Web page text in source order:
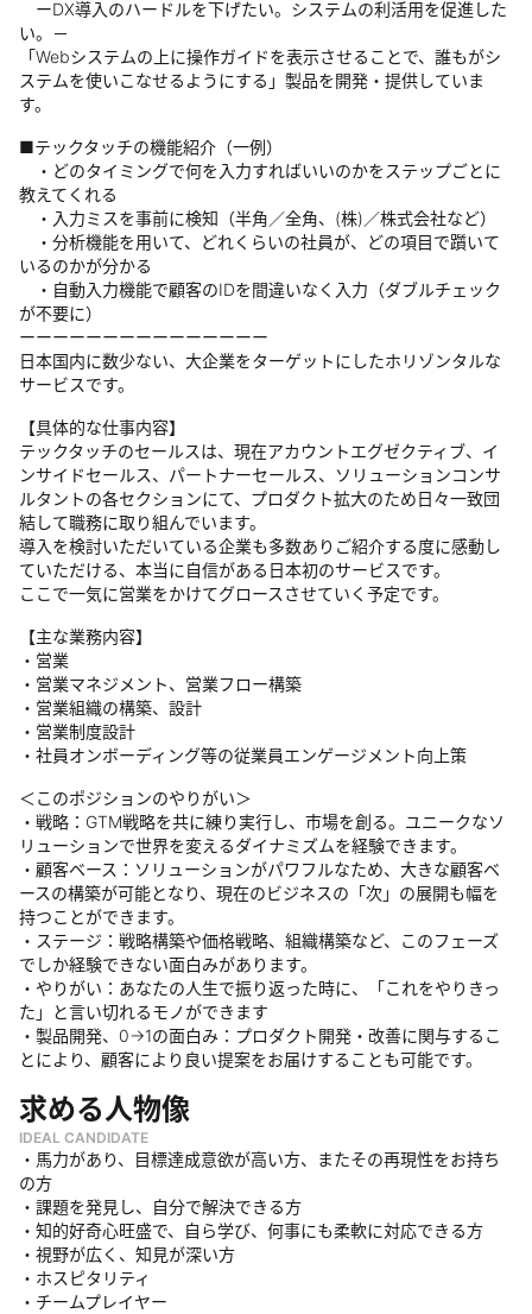
ーDX導入のハードルを下げたい。システムの利活用を促進した
い。－
「Webシステムの上に操作ガイドを表示させることで、誰もがシ
ステムを使いこなせるようにする」製品を開発・提供していま
す。
■テックタッチの機能紹介（一例）
・どのタイミングで何を入力すればいいのかをステップごとに
教えてくれる
・入力ミスを事前に検知（半角／全角、(株)／株式会社など）
・分析機能を用いて、どれくらいの社員が、どの項目で躓いて
いるのかが分かる
・自動入力機能で顧客のIDを間違いなく入力（ダブルチェック
が不要に）
ーーーーーーーーーーーーーーー
日本国内に数少ない、大企業をターゲットにしたホリゾンタルな
サービスです。
【具体的な仕事内容】
テックタッチのセールスは、現在アカウントエグゼクティブ、イ
ンサイドセールス、パートナーセールス、ソリューションコンサ
ルタントの各セクションにて、プロダクト拡大のため日々一致団
結して職務に取り組んでいます。
導入を検討いただいている企業も多数ありご紹介する度に感動し
ていただける、本当に自信がある日本初のサービスです。
ここで一気に営業をかけてグロースさせていく予定です。
【主な業務内容】
・営業
・営業マネジメント、営業フロー構築
・営業組織の構築、設計
・営業制度設計
・社員オンボーディング等の従業員エンゲージメント向上策
＜このポジションのやりがい＞
・戦略：GTM戦略を共に練り実行し、市場を創る。ユニークなソ
リューションで世界を変えるダイナミズムを経験できます。
・顧客ベース：ソリューションがパワフルなため、大きな顧客ベ
ースの構築が可能となり、現在のビジネスの「次」の展開も幅を
持つことができます。
・ステージ：戦略構築や価格戦略、組織構築など、このフェーズ
でしか経験できない面白みがあります。
・やりがい：あなたの人生で振り返った時に、「これをやりきっ
た」と言い切れるモノができます
・製品開発、0→1の面白み：プロダクト開発・改善に関与するこ
とにより、顧客により良い提案をお届けすることも可能です。
求める人物像
IDEAL CANDIDATE
・馬力があり、目標達成意欲が高い方、またその再現性をお持ち
の方
・課題を発見し、自分で解決できる方
・知的好奇心旺盛で、自ら学び、何事にも柔軟に対応できる方
・視野が広く、知見が深い方
・ホスピタリティ
・チームプレイヤー